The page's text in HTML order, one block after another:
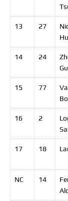
13 27
14 24
15 77
16 2
17 18
NC 14